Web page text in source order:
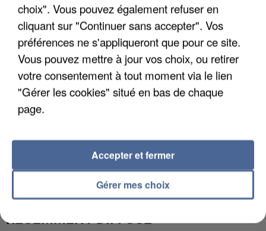
L’UN DES FONDATEURS SUPPOSÉS DE LA DZ
MAFIA INTERPELLÉ EN ALGÉRIE
RÉCEMMENT DIFFUSÉ
choix". Vous pouvez également refuser en
cliquant sur "Continuer sans accepter". Vos
préférences ne s'appliqueront que pour ce site.
Vous pouvez mettre à jour vos choix, ou retirer
votre consentement à tout moment via le lien
"Gérer les cookies" situé en bas de chaque
page.
Gérer mes choix
Accepter et fermer